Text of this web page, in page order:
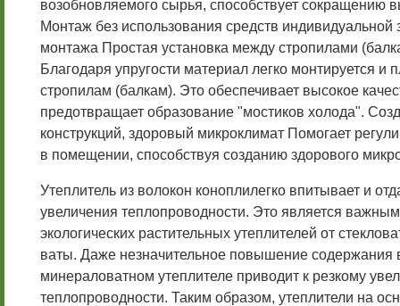
возобновляемого сырья, способствует сокращению
Монтаж без использования средств индивидуальной
монтажа Простая установка между стропилами
Благодаря упругости материал легко монтируется и
стропилам (балкам). Это обеспечивает высокое
предотвращает образование "мостиков холода".
конструкций, здоровый микроклимат Помогает
в помещении, способствуя созданию здорового
Утеплитель из волокон коноплилегко впитывает и
увеличения теплопроводности. Это является
экологических растительных утеплителей от
ваты. Даже незначительное повышение содержания
минераловатном утеплителе приводит к резкому
теплопроводности. Таким образом, утеплители на